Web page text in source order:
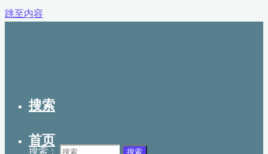
跳至内容
搜索
搜索： 搜索
首页